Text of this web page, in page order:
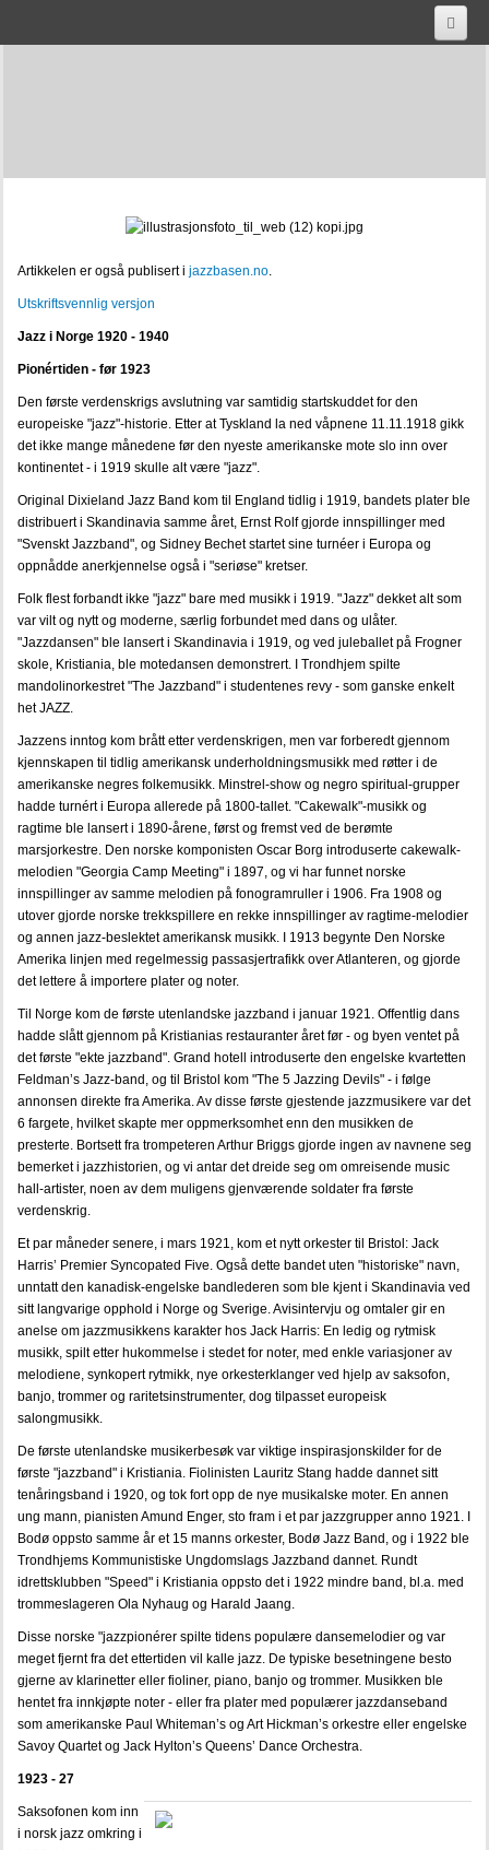
Jazz, hot & swing, Jazz in Norway vol 1: 1920 - 1940
cool-klover-dixie-jazz-in-norway-vol-3-1950-1960
sigarett-stomp-jazz-in-norway-vol-2-1940-1950
turning-pages-jazz-in-norway-vol-4-1960-1970
JAZZBASEN.NO
Johs Bergh
JAZZ I NORGE
Jazz 1920-1940
Jazz 1940-1950
Jazz 1950-1960
Jazz 1960-1970
Jazz etter 1960
BIOGRAFIER
GALLERI
FORSKNING
LENKER
KONTAKT OSS
ENGLISH
Artikkelen er også publisert i jazzbasen.no.
Utskriftsvennlig versjon
Jazz i Norge 1920 - 1940
Pionértiden - før 1923
Den første verdenskrigs avslutning var samtidig startskuddet for den
europeiske "jazz"-historie. Etter at Tyskland la ned våpnene 11.11.1918 gikk
det ikke mange månedene før den nyeste amerikanske mote slo inn over
kontinentet - i 1919 skulle alt være "jazz".
Original Dixieland Jazz Band kom til England tidlig i 1919, bandets plater ble
distribuert i Skandinavia samme året, Ernst Rolf gjorde innspillinger med
"Svenskt Jazzband", og Sidney Bechet startet sine turnéer i Europa og
oppnådde anerkjennelse også i "seriøse" kretser.
Folk flest forbandt ikke "jazz" bare med musikk i 1919. "Jazz" dekket alt som
var vilt og nytt og moderne, særlig forbundet med dans og ulåter.
"Jazzdansen" ble lansert i Skandinavia i 1919, og ved juleballet på Frogner
skole, Kristiania, ble motedansen demonstrert. I Trondhjem spilte
mandolinorkestret "The Jazzband" i studentenes revy - som ganske enkelt
het JAZZ.
Jazzens inntog kom brått etter verdenskrigen, men var forberedt gjennom
kjennskapen til tidlig amerikansk underholdningsmusikk med røtter i de
amerikanske negres folkemusikk. Minstrel-show og negro spiritual-grupper
hadde turnért i Europa allerede på 1800-tallet. "Cakewalk"-musikk og
ragtime ble lansert i 1890-årene, først og fremst ved de berømte
marsjorkestre. Den norske komponisten Oscar Borg introduserte cakewalk-
melodien "Georgia Camp Meeting" i 1897, og vi har funnet norske
innspillinger av samme melodien på fonogramruller i 1906. Fra 1908 og
utover gjorde norske trekkspillere en rekke innspillinger av ragtime-melodier
og annen jazz-beslektet amerikansk musikk. I 1913 begynte Den Norske
Amerika linjen med regelmessig passasjertrafikk over Atlanteren, og gjorde
det lettere å importere plater og noter.
Til Norge kom de første utenlandske jazzband i januar 1921. Offentlig dans
hadde slått gjennom på Kristianias restauranter året før - og byen ventet på
det første "ekte jazzband". Grand hotell introduserte den engelske kvartetten
Feldman’s Jazz-band, og til Bristol kom "The 5 Jazzing Devils" - i følge
annonsen direkte fra Amerika. Av disse første gjestende jazzmusikere var det
6 fargete, hvilket skapte mer oppmerksomhet enn den musikken de
presterte. Bortsett fra trompeteren Arthur Briggs gjorde ingen av navnene seg
bemerket i jazzhistorien, og vi antar det dreide seg om omreisende music
hall-artister, noen av dem muligens gjenværende soldater fra første
verdenskrig.
Et par måneder senere, i mars 1921, kom et nytt orkester til Bristol: Jack
Harris’ Premier Syncopated Five. Også dette bandet uten "historiske" navn,
unntatt den kanadisk-engelske bandlederen som ble kjent i Skandinavia ved
sitt langvarige opphold i Norge og Sverige. Avisintervju og omtaler gir en
anelse om jazzmusikkens karakter hos Jack Harris: En ledig og rytmisk
musikk, spilt etter hukommelse i stedet for noter, med enkle variasjoner av
melodiene, synkopert rytmikk, nye orkesterklanger ved hjelp av saksofon,
banjo, trommer og raritetsinstrumenter, dog tilpasset europeisk
salongmusikk.
De første utenlandske musikerbesøk var viktige inspirasjonskilder for de
første "jazzband" i Kristiania. Fiolinisten Lauritz Stang hadde dannet sitt
tenåringsband i 1920, og tok fort opp de nye musikalske moter. En annen
ung mann, pianisten Amund Enger, sto fram i et par jazzgrupper anno 1921. I
Bodø oppsto samme år et 15 manns orkester, Bodø Jazz Band, og i 1922 ble
Trondhjems Kommunistiske Ungdomslags Jazzband dannet. Rundt
idrettsklubben "Speed" i Kristiania oppsto det i 1922 mindre band, bl.a. med
trommeslageren Ola Nyhaug og Harald Jaang.
Disse norske "jazzpionérer spilte tidens populære dansemelodier og var
meget fjernt fra det ettertiden vil kalle jazz. De typiske besetningene besto
gjerne av klarinetter eller fioliner, piano, banjo og trommer. Musikken ble
hentet fra innkjøpte noter - eller fra plater med populærer jazzdanseband
som amerikanske Paul Whiteman’s og Art Hickman’s orkestre eller engelske
Savoy Quartet og Jack Hylton’s Queens’ Dance Orchestra.
1923 - 27
Saksofonen kom inn
i norsk jazz omkring i